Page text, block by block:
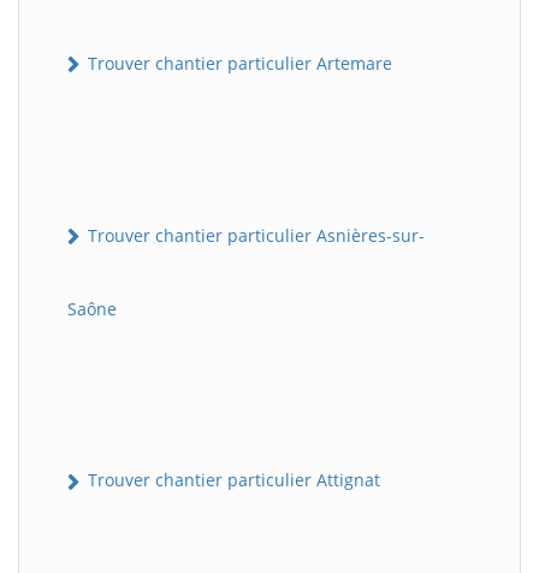
Trouver chantier particulier Artemare
Trouver chantier particulier Asnières-sur-
Saône
Trouver chantier particulier Attignat